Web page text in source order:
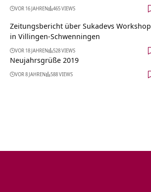
VOR 16 JAHREN 465 VIEWS
Zeitungsbericht über Sukadevs Workshop
in Villingen-Schwenningen
VOR 18 JAHREN 528 VIEWS
Neujahrsgrüße 2019
VOR 8 JAHREN 588 VIEWS